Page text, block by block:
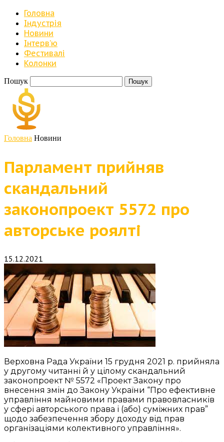
Головна
Індустрія
Новини
Iнтерв’ю
Фестивалі
Колонки
Пошук
Головна Новини
Парламент прийняв
скандальний
законопроект 5572 про
авторське роялті
15.12.2021
Верховна Рада України 15 грудня 2021 р. прийняла
у другому читанні й у цілому скандальний
законопроект № 5572 «Проект Закону про
внесення змін до Закону України “Про ефективне
управління майновими правами правовласників
у сфері авторського права і (або) суміжних прав”
щодо забезпечення збору доходу від прав
організаціями колективного управління».